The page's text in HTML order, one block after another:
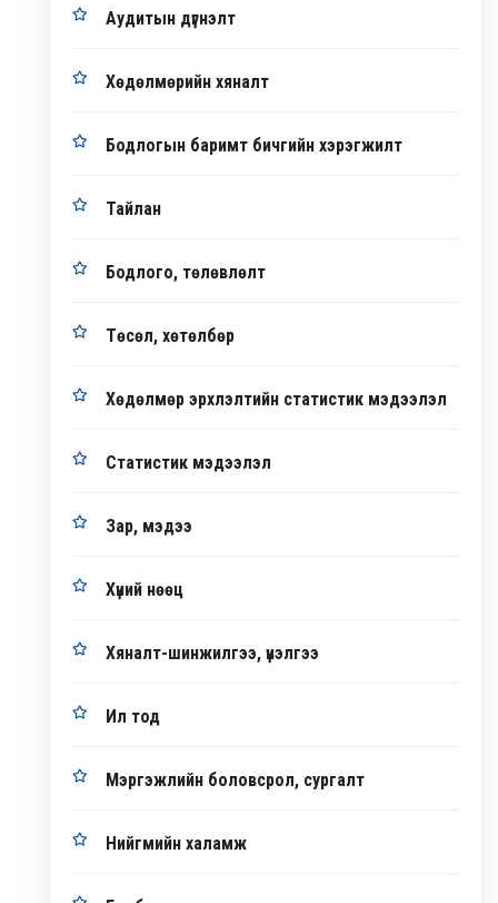
Аудитын дүгнэлт
Хөдөлмөрийн хяналт
Бодлогын баримт бичгийн хэрэгжилт
Тайлан
Бодлого, төлөвлөлт
Төсөл, хөтөлбөр
Хөдөлмөр эрхлэлтийн статистик мэдээлэл
Статистик мэдээлэл
Зар, мэдээ
Хүний нөөц
Хяналт-шинжилгээ, үнэлгээ
Ил тод
Мэргэжлийн боловсрол, сургалт
Нийгмийн халамж